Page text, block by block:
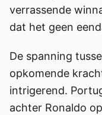
verrassende
dat het geen
De spanning
opkomende
intrigerend.
achter Ronaldo